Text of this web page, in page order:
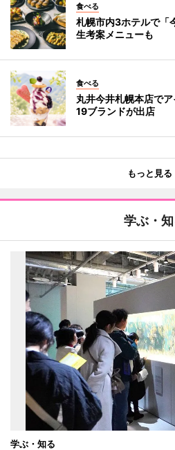
食べる
札幌市内3ホテルで
生考案メニューも
食べる
丸井今井札幌本店で
19ブランドが出店
もっと見る
学ぶ・
学ぶ・知る